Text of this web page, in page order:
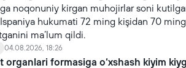
noqonuniy kirgan muhojirlar soni
hukumati 72 ming kişidan 70
ma’lum qildi.
04.08.2026, 18:26
organlari formasiga o‘xshash kiyim